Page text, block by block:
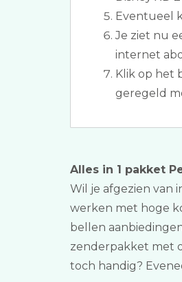
Eventueel
Je ziet nu
internet
Klik op het
geregeld
Alles in 1 pakket
Wil je afgezien van
werken met hoge
bellen
zenderpakket met
toch handig?